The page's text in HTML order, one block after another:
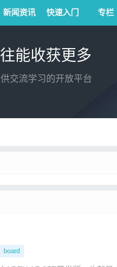
新闻资讯 快速入门 专栏
能收获更多
交流学习的开放平台
board